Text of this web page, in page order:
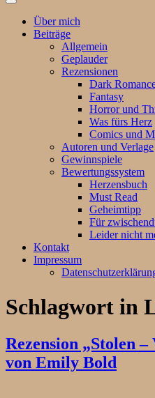
Suchfeld
ein-/ausblenden
Über mich
Beiträge
Allgemein
Geplauder
Rezensionen
Dark
Fantasy
Horror und
Was fürs Herz
Comics und
Autoren und Verlage
Gewinnspiele
Bewertungssystem
Herzensbuch
Must Read
Geheimtipp
Für
Leider nicht
Kontakt
Impressum
Schlagwort in
Rezension „Stolen
von Emily Bold